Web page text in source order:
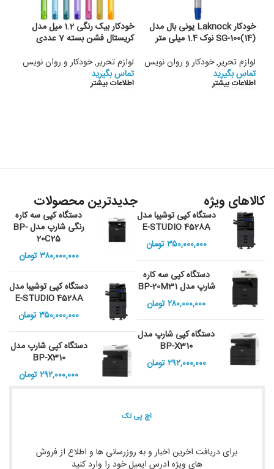
خودکار Laknock یونی بال مدل
(14)SG-100 نوک 1.4 میلی متر
لوازم تحریر,خودکار و روان نویس
تماس بگیرید
اطلاعات بیشتر
خودکار بیک رنگی 1.2 میل مدل
کریستال فشن بسته 7 عددی
لوازم تحریر,خودکار و روان نویس
تماس بگیرید
اطلاعات بیشتر
کالاهای ویژه
دستگاه کپی توشیبا مدل
E-STUDIO 4528A
۳۵۰,۰۰۰,۰۰۰تومان
دستگاه کپی سه کاره
شارپ مدل BP-20M31
۲۸۰,۰۰۰,۰۰۰تومان
دستگاه کپی شارپ مدل
BP-X310
۲۹۲,۰۰۰,۰۰۰تومان
جدیدترین محصولات
دستگاه کپی سه کاره
رنگی شارپ مدل BP-
20C25
۳۸۰,۰۰۰,۰۰۰تومان
دستگاه کپی توشیبا مدل
E-STUDIO 4528A
۳۵۰,۰۰۰,۰۰۰تومان
دستگاه کپی شارپ مدل
BP-X310
۲۹۲,۰۰۰,۰۰۰تومان
اچ پی تک
برای دریافت اخرین اخبار و به روزرسانی ها و اطلاع از فروش
های ویژه ادرس ایمیل خود را وارد کنید